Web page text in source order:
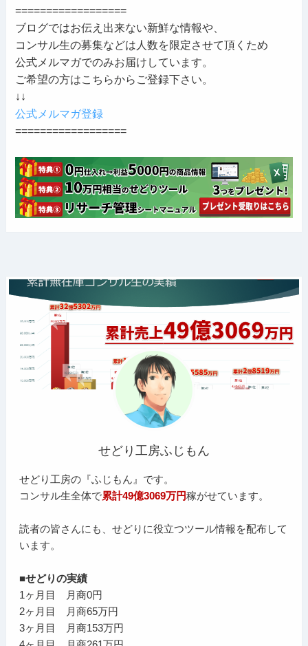
==================
ブログではお伝え出来ない新鮮な情報や、
コンサル生の募集などは人数を限定させて頂くため
公式メルマガでのみお届けしています。
ご希望の方はこちらからご登録下さい。
↓↓
公式メルマガ登録
==================
せどり工房ふじもん
せどり工房の『ふじもん』です。
コンサル生全体で累計49億3069万円稼がせています。
読者の皆さんにも、せどりに役立つツール情報を配布して
います。
■せどりの実績
1ヶ月目 月商0円
2ヶ月目 月商65万円
3ヶ月目 月商153万円